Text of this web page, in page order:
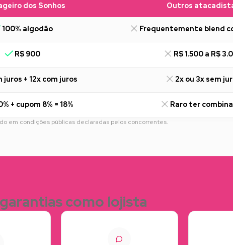
dos Sonhos Outros
100% algodão Frequentemente blend
R$ 900 R$ 1.500 a R$
juros + 12x com juros 2x ou 3x sem
+ cupom 8% = 18% Raro ter
em condições públicas declaradas pelos concorrentes.
como lojista